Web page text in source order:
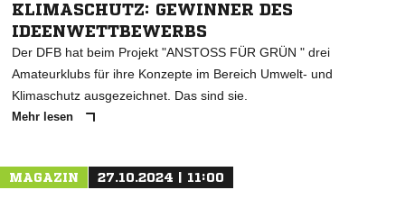
KLIMASCHUTZ: GEWINNER DES
IDEENWETTBEWERBS
Der DFB hat beim Projekt "ANSTOSS FÜR GRÜN " drei
Amateurklubs für ihre Konzepte im Bereich Umwelt- und
Klimaschutz ausgezeichnet. Das sind sie.
Mehr lesen
MAGAZIN 27.10.2024 | 11:00